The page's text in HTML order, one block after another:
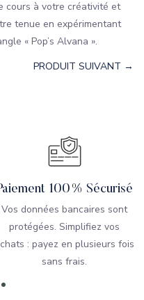
cours à votre créativité et
tenue en expérimentant
« Pop’s Alvana ».
PRODUIT SUIVANT →
100% Sécurisé
Vos données bancaires sont
protégées. Simplifiez vos
: payez en plusieurs fois
sans frais.